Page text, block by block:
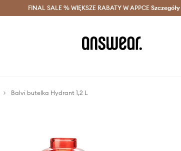
Oszczędzaj z Answear Club > Dostawa nawet w 24h >
FINAL SALE % WIĘKSZE RABATY W APPCE Szczegóły
Balvi butelka Hydrant 1,2 L